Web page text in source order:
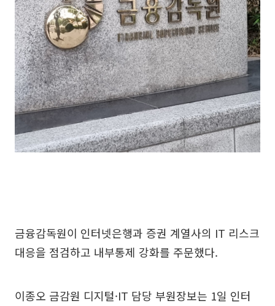
금융감독원이 인터넷은행과 증권 계열사의 IT 리스크
대응을 점검하고 내부통제 강화를 주문했다.
이종오 금감원 디지털·IT 담당 부원장보는 1일 인터